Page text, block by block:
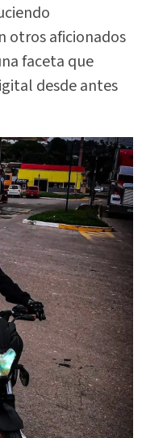
otros aficionados
faceta que
desde antes